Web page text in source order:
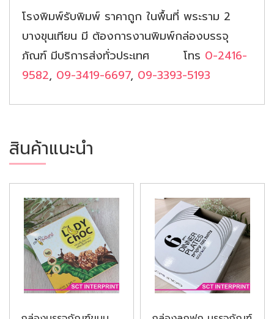
โรงพิมพ์รับพิมพ์ ราคาถูก ในพื้นที่ พระราม 2
บางขุนเทียน มี ต้องการงานพิมพ์กล่องบรรจุ
ภัณฑ์ มีบริการส่งทั่วประเทศ โทร 0-2416-
9582, 09-3419-6697, 09-3393-5193
สินค้าแนะนำ